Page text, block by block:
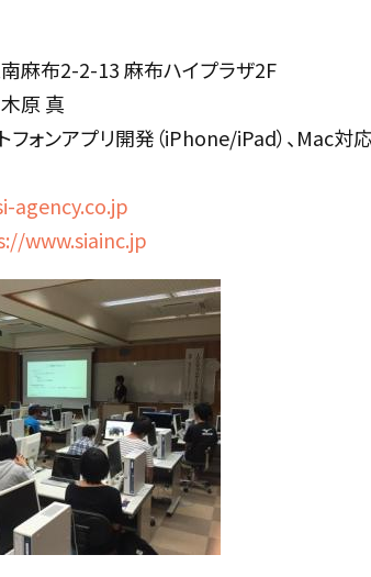
麻布2-2-13 麻布ハイプラザ2F
原 真
フォンアプリ開発（iPhone/iPad）、Mac対
agency.co.jp
www.siainc.jp